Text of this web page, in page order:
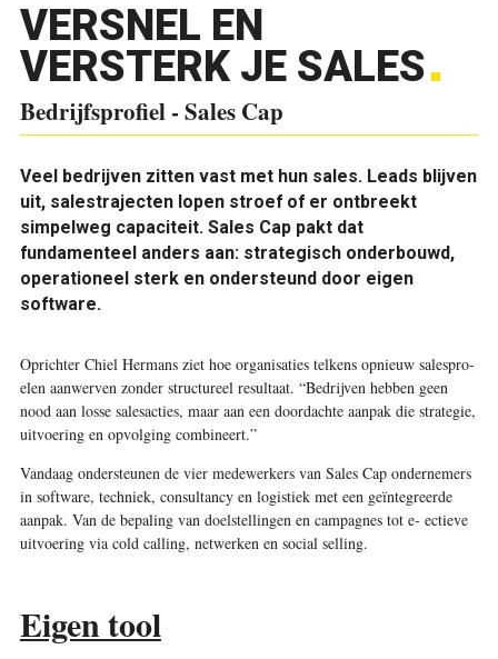
VERSNEL EN
VERSTERK JE SALES
Bedrijfsprofiel - Sales Cap
Veel bedrijven zitten vast met hun sales. Leads blijven
uit, salestrajecten lopen stroef of er ontbreekt
simpelweg capaciteit. Sales Cap pakt dat
fundamenteel anders aan: strategisch onderbouwd,
operationeel sterk en ondersteund door eigen
software.
Oprichter Chiel Hermans ziet hoe organisaties telkens opnieuw salespro­
elen aanwerven zonder structureel resultaat. “Bedrijven hebben geen
nood aan losse salesacties, maar aan een doordachte aanpak die strategie,
uitvoering en opvolging combineert.”
Vandaag ondersteunen de vier medewerkers van Sales Cap ondernemers
in software, techniek, consultancy en logistiek met een geïntegreerde
aanpak. Van de bepaling van doelstellingen en campagnes tot e‑ ectieve
uitvoering via cold calling, netwerken en social selling.
Eigen tool